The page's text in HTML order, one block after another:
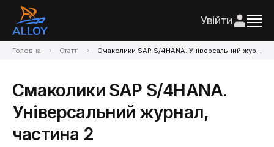
Увійти
Головна Статті Смаколики SAP S/4HANA. Універсальний журнал, частина 2
Смаколики SAP S/4HANA.
Універсальний журнал,
частина 2